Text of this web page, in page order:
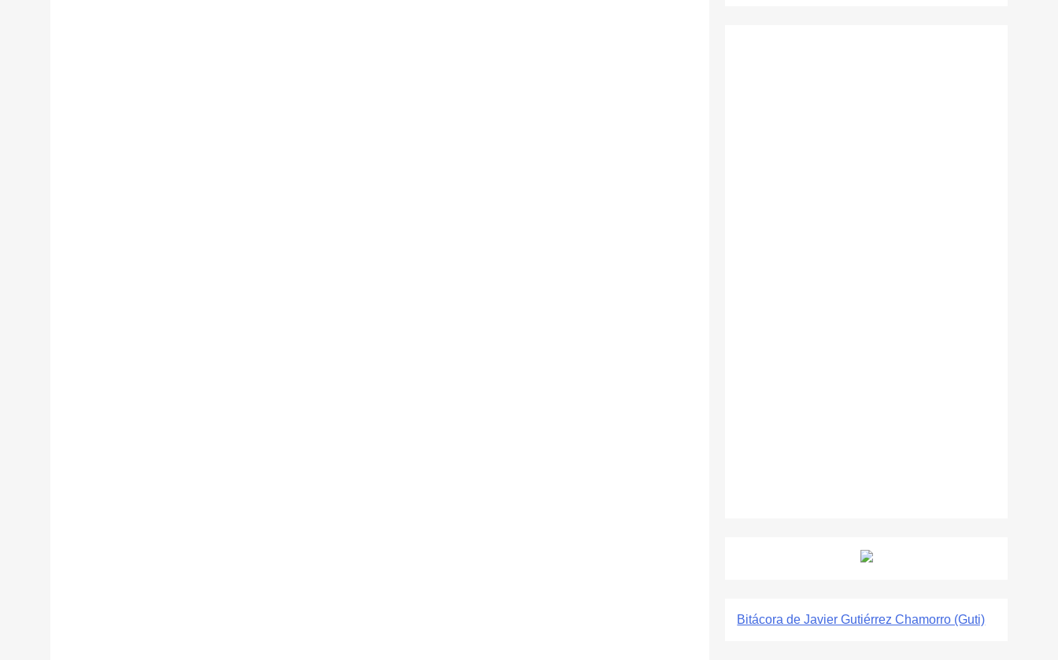
Bitácora de Javier Gutiérrez Chamorro (Guti)